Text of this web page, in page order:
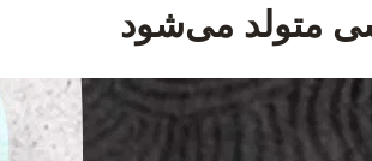
متولد می‌شود